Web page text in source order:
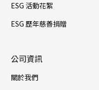
ESG 活動花絮
ESG 歷年慈善捐贈
公司資訊
關於我們